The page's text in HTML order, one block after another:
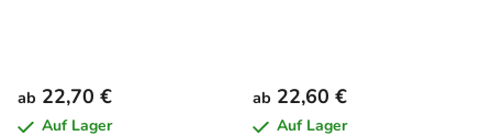
ab 22,70 €
Auf Lager
ab 22,60 €
Auf Lager